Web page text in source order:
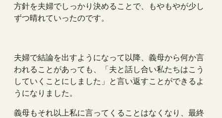
方針を夫婦でしっかり決めることで、もやもやが少し
ずつ晴れていったのです。
夫婦で結論を出すようになって以降、義母から何か言
われることがあっても、「夫と話し合い私たちはこう
していくことにしました」と言い返すことができるよ
うになりました。
義母もそれ以上私に言ってくることはなくなり、最終